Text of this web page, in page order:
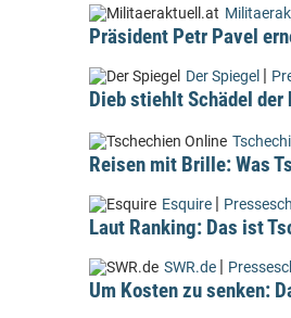
Präsident Petr Pavel
Der Spiegel |
Dieb stiehlt Schädel
Reisen mit Brille: Was
Esquire |
Laut Ranking: Das ist
SWR.de |
Um Kosten zu senken: